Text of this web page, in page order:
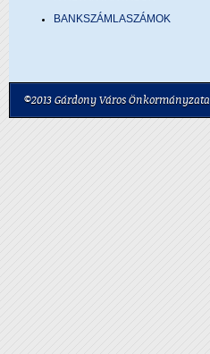
BANKSZÁMLASZÁMOK
©2013 Gárdony Város Önkormányzata